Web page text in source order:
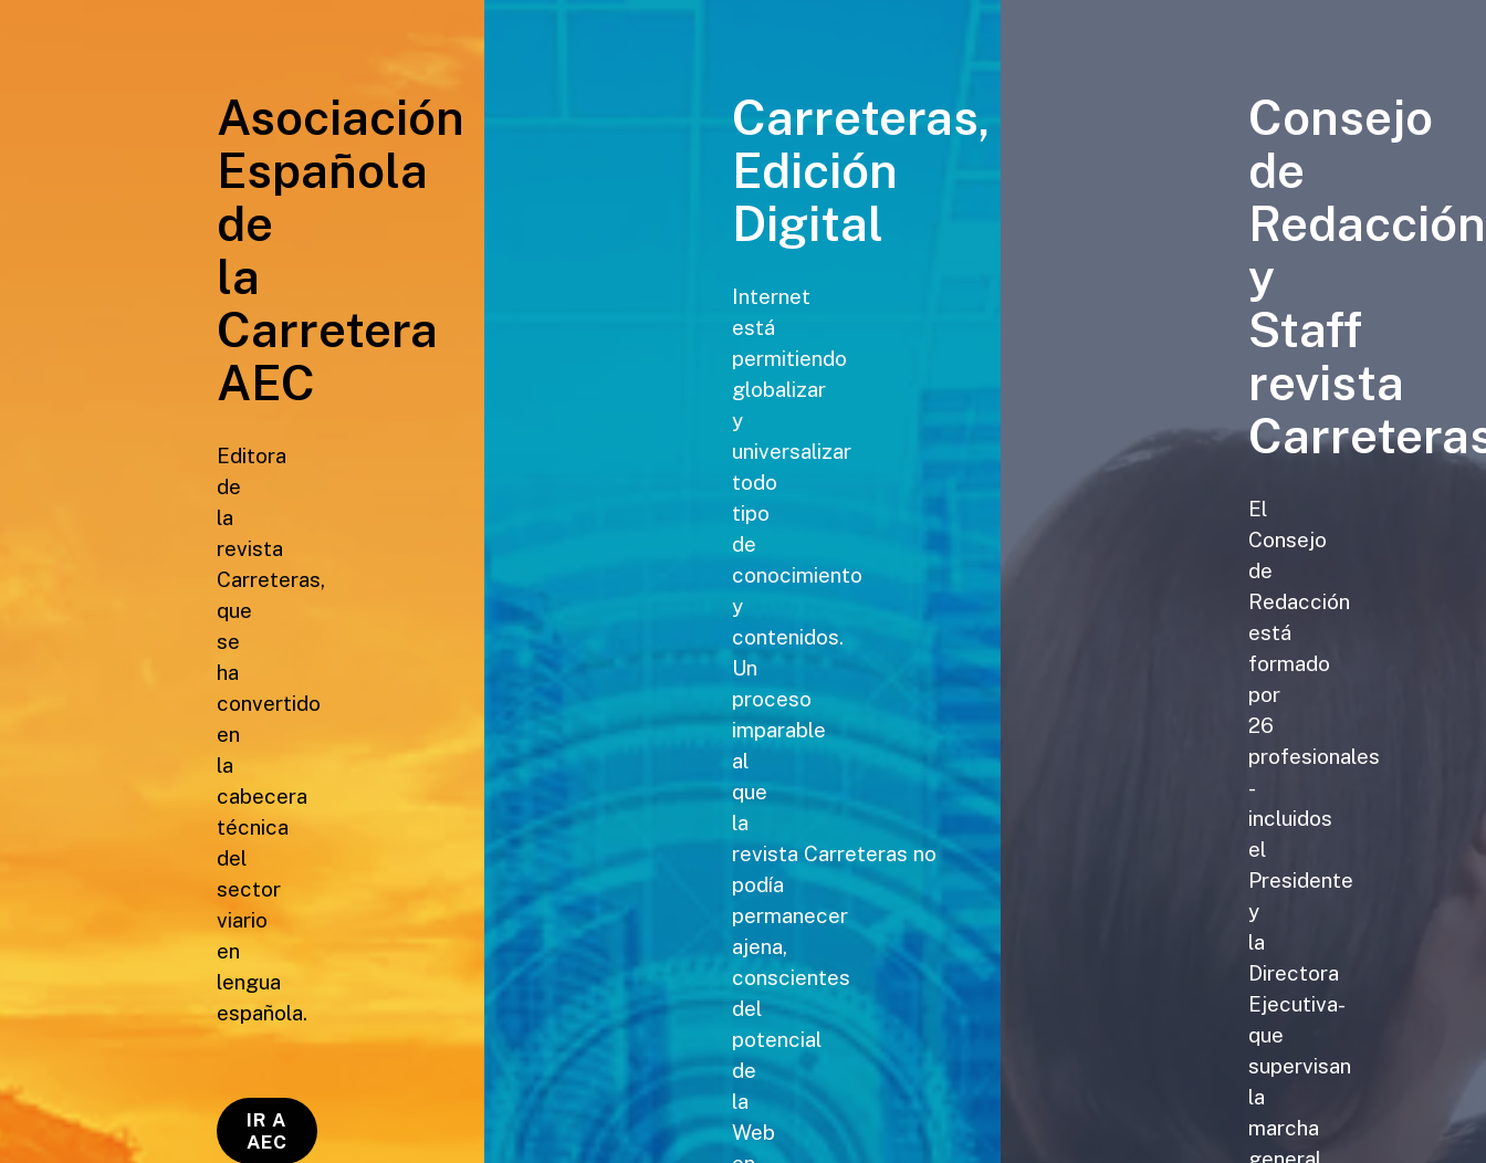
Asociación
Española
de
la
Carretera
AEC
Editora
de
la
revista
Carreteras,
que
se
ha
convertido
en
la
cabecera
técnica
del
sector
viario
en
lengua
española.
IR A
AEC
Carreteras,
Edición
Digital
Internet
está
permitiendo
globalizar
y
universalizar
todo
tipo
de
conocimiento
y
contenidos.
Un
proceso
imparable
al
que
la
revista Carreteras no
podía
permanecer
ajena,
conscientes
del
potencial
de
la
Web
Consejo
de
Redacción
y
Staff
revista
El
Consejo
de
Redacción
está
formado
por
26
profesionales
-
incluidos
el
Presidente
y
la
Directora
Ejecutiva-
que
supervisan
la
marcha